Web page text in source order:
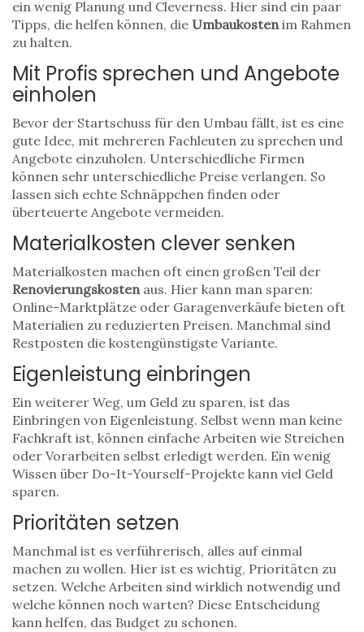
ein wenig Planung und Cleverness. Hier sind ein paar
Tipps, die helfen können, die Umbaukostenim Rahmen
zu halten.
Mit Profis sprechen und Angebote
einholen
Bevor der Startschuss für den Umbau fällt, ist es eine
gute Idee, mit mehreren Fachleuten zu sprechen und
Angebote einzuholen. Unterschiedliche Firmen
können sehr unterschiedliche Preise verlangen. So
lassen sich echte Schnäppchen finden oder
überteuerte Angebote vermeiden.
Materialkosten clever senken
Materialkosten machen oft einen großen Teil der
Renovierungskostenaus. Hier kann man sparen:
Online-Marktplätze oder Garagenverkäufe bieten oft
Materialien zu reduzierten Preisen. Manchmal sind
Restposten die kostengünstigste Variante.
Eigenleistung einbringen
Ein weiterer Weg, um Geld zu sparen, ist das
Einbringen von Eigenleistung. Selbst wenn man keine
Fachkraft ist, können einfache Arbeiten wie Streichen
oder Vorarbeiten selbst erledigt werden. Ein wenig
Wissen über Do-It-Yourself-Projekte kann viel Geld
sparen.
Prioritäten setzen
Manchmal ist es verführerisch, alles auf einmal
machen zu wollen. Hier ist es wichtig, Prioritäten zu
setzen. Welche Arbeiten sind wirklich notwendig und
welche können noch warten? Diese Entscheidung
kann helfen, das Budget zu schonen.